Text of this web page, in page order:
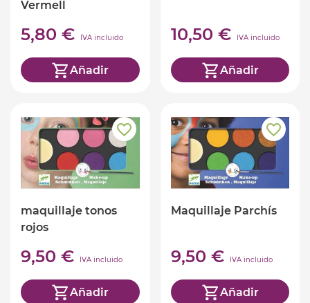
Vermell
5,80 € IVA incluido
Añadir
10,50 € IVA incluido
Añadir
maquillaje tonos
rojos
9,50 € IVA incluido
Añadir
Maquillaje Parchís
9,50 € IVA incluido
Añadir